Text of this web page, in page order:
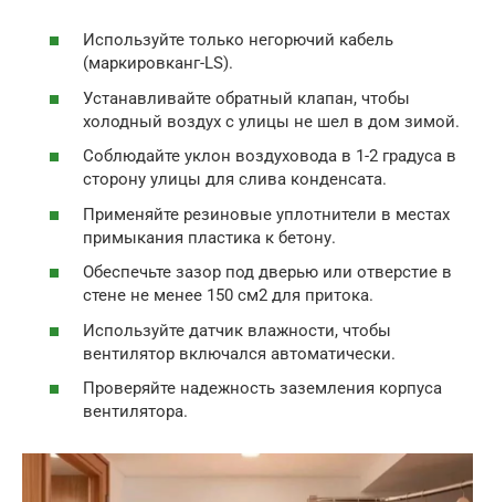
Используйте только негорючий кабель
(маркировканг-LS).
Устанавливайте обратный клапан, чтобы
холодный воздух с улицы не шел в дом зимой.
Соблюдайте уклон воздуховода в 1-2 градуса в
сторону улицы для слива конденсата.
Применяйте резиновые уплотнители в местах
примыкания пластика к бетону.
Обеспечьте зазор под дверью или отверстие в
стене не менее 150 см2 для притока.
Используйте датчик влажности, чтобы
вентилятор включался автоматически.
Проверяйте надежность заземления корпуса
вентилятора.